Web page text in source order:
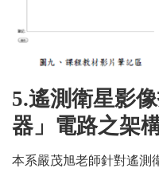
5.遙測衛星影
器」電路之架
本系嚴茂旭老師針對遙測